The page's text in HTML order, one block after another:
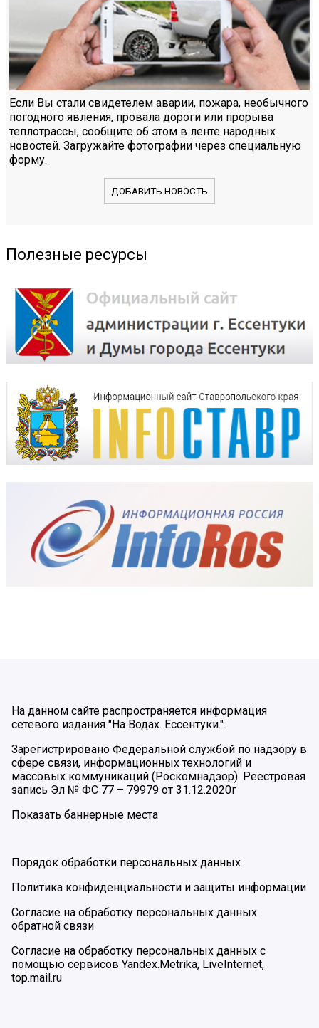
Если Вы стали свидетелем аварии, пожара, необычного
погодного явления, провала дороги или прорыва
теплотрассы, сообщите об этом в ленте народных
новостей. Загружайте фотографии через специальную
форму.
ДОБАВИТЬ НОВОСТЬ
Полезные ресурсы
На данном сайте распространяется информация
сетевого издания "На Водах. Ессентуки.".
Зарегистрировано Федеральной службой по надзору в
сфере связи, информационных технологий и
массовых коммуникаций (Роскомнадзор). Реестровая
запись Эл № ФС 77 – 79979 от 31.12.2020г
Показать баннерные места
Порядок обработки персональных данных
Политика конфиденциальности и защиты информации
Согласие на обработку персональных данных
обратной связи
Согласие на обработку персональных данных с
помощью сервисов Yandex.Metrika, LiveInternet,
top.mail.ru